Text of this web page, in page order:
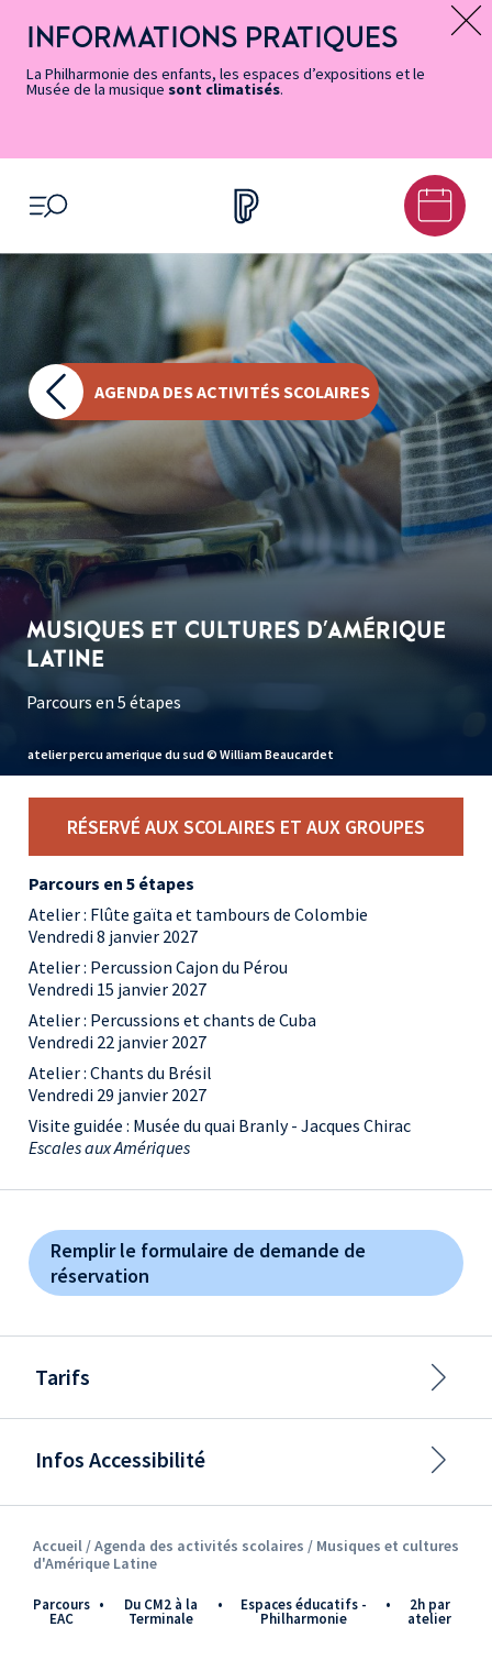
page
Accessibilité
accès
rapides
principal
contenu
principal
page
Message d’information
INFORMATIONS PRATIQUES
La Philharmonie des enfants, les espaces d’expositions et le
Musée de la musique sont climatisés.
OUVRIR LE MENU
AGENDA DES ACTIVITÉS SCOLAIRES
atelier percu amerique du sud © William Beaucardet
MUSIQUES ET CULTURES D'AMÉRIQUE
LATINE
Parcours en 5 étapes
Accueil /Agenda des activités scolaires / Musiques et cultures
d'Amérique Latine
Parcours
EAC
• du CM2 à la
Terminale
• Espaces éducatifs -
Philharmonie
• 2h par
atelier
RÉSERVÉ AUX SCOLAIRES ET AUX GROUPES
Parcours en 5 étapes
Atelier : Flûte gaïta et tambours de Colombie
Vendredi 8 janvier 2027
Atelier : Percussion Cajon du Pérou
Vendredi 15 janvier 2027
Atelier : Percussions et chants de Cuba
Vendredi 22 janvier 2027
Atelier : Chants du Brésil
Vendredi 29 janvier 2027
Visite guidée : Musée du quai Branly - Jacques Chirac
Escales aux Amériques
Remplir le formulaire de demande de
réservation
Tarifs
Infos Accessibilité